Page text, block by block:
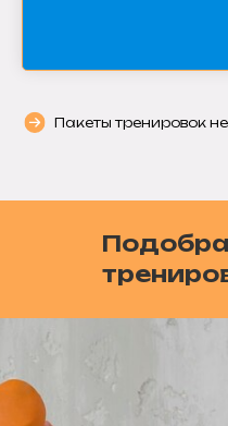
Пакеты тренировок